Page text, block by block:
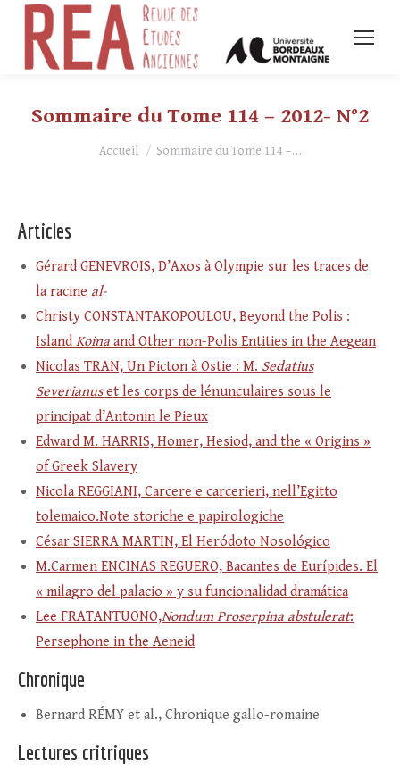
Sommaire du Tome 114 – 2012- N°2
Vous êtes ici :
Accueil Sommaire du Tome 114 –…
Articles
Gérard GENEVROIS, D’Axos à Olympie sur les traces de
la racine al-
Christy CONSTANTAKOPOULOU, Beyond the Polis :
Island Koina and Other non-Polis Entities in the Aegean
Nicolas TRAN, Un Picton à Ostie : M. Sedatius
Severianuset les corps de lénunculaires sous le
principat d’Antonin le Pieux
Edward M. HARRIS, Homer, Hesiod, and the « Origins »
of Greek Slavery
Nicola REGGIANI, Carcere e carcerieri, nell’Egitto
tolemaico.Note storiche e papirologiche
César SIERRA MARTIN, El Heródoto Nosológico
M.Carmen ENCINAS REGUERO, Bacantes de Eurípides. El
« milagro del palacio » y su funcionalidad dramática
Lee FRATANTUONO,Nondum Proserpina abstulerat:
Persephone in the Aeneid
Chronique
Bernard RÉMY et al., Chronique gallo-romaine
Lectures critriques